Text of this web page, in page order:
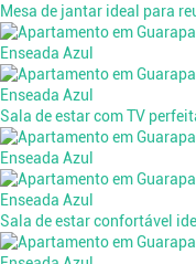
Mesa de jantar ideal para
Sala de estar com TV
Sala de estar confortável